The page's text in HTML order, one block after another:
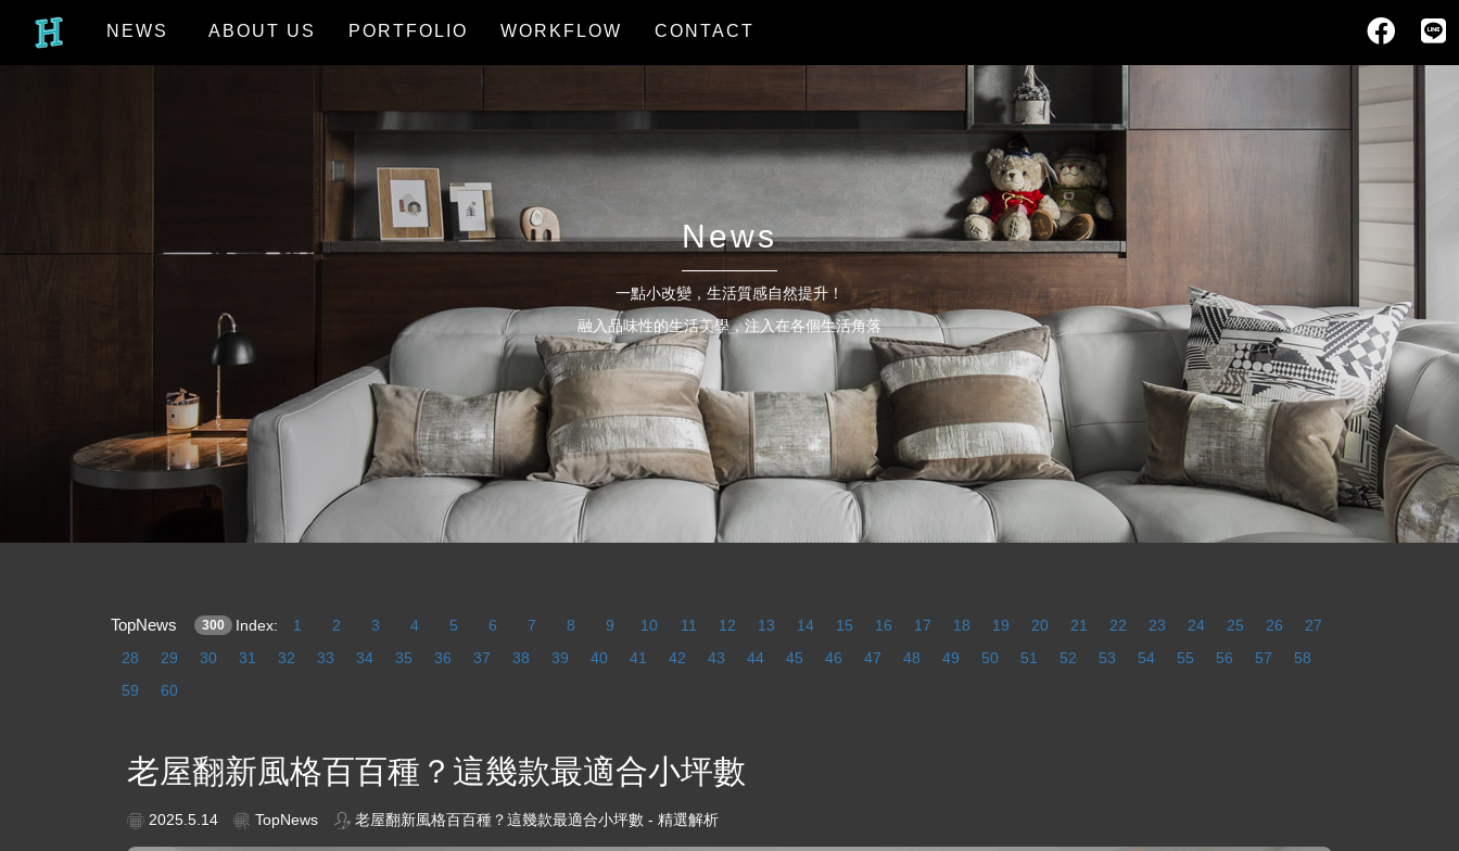
NEWS ABOUT US PORTFOLIO WORKFLOW CONTACT
News
一點小改變，生活質感自然提升！
融入品味性的生活美學，注入在各個生活角落
TopNews 300 Index: 1 2 3 4 5 6 7 8 9 10 11 12 13 14 15 16 17 18 19 20 21 22 23 24 25 26
27
28
29 30 31 32 33 34 35 36 37 38 39 40 41 42 43 44 45 46 47 48 49 50 51 52 53 54 55 56 57
58
59
60
老屋翻新風格百百種？這幾款最適合小坪數
2025.5.14 TopNews 老屋翻新風格百百種？這幾款最適合小坪數 - 精選解析